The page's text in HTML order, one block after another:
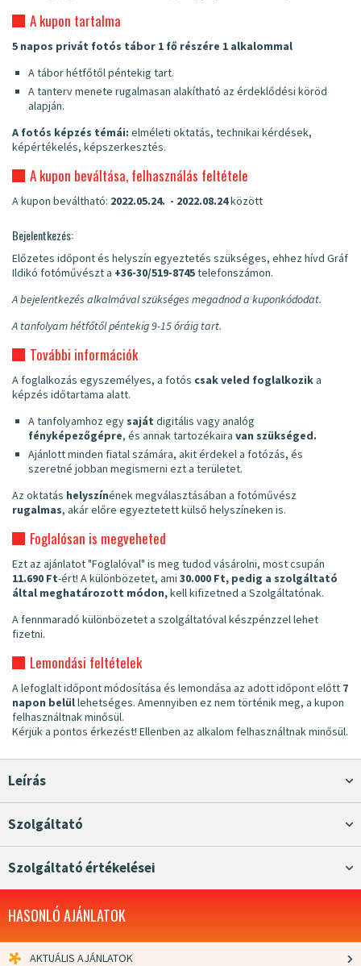
A kupon tartalma
5 napos privát fotós tábor 1 fő részére 1 alkalommal
A tábor hétfőtől péntekig tart.
A tanterv menete rugalmasan alakítható az érdeklődési köröd
alapján.
A fotós képzés témái: elméleti oktatás, technikai kérdések,
képértékelés, képszerkesztés.
A kupon beváltása, felhasználás feltétele
A kupon beváltható: 2022.05.24. - 2022.08.24között
Bejelentkezés:
Előzetes időpont és helyszín egyeztetés szükséges, ehhez hívd Gráf
Ildikó fotóművészt a +36-30/519-8745telefonszámon.
A bejelentkezés alkalmával szükséges megadnod a kuponkódodat.
A tanfolyam hétfőtől péntekig 9-15 óráig tart.
További információk
A foglalkozás egyszemélyes, a fotós csak veled foglalkozika
képzés időtartama alatt.
A tanfolyamhoz egy saját digitális vagy analóg
fényképezőgépre, és annak tartozékaira van szükséged.
Ajánlott minden fiatal számára, akit érdekel a fotózás, és
szeretné jobban megismerni ezt a területet.
Az oktatás helyszínének megválasztásában a fotóművész
rugalmas, akár előre egyeztetett külső helyszíneken is.
Foglalósan is megveheted
Ezt az ajánlatot "Foglalóval" is meg tudod vásárolni, most csupán
11.690 Ft-ért! A különbözetet, ami 30.000 Ft, pedig a szolgáltató
által meghatározott módon,kell kifizetned a Szolgáltatónak.
A fennmaradó különbözetet a szolgáltatóval készpénzzel lehet
fizetni.
Lemondási feltételek
A lefoglalt időpont módosítása és lemondása az adott időpont előtt 7
napon belüllehetséges. Amennyiben ez nem történik meg, a kupon
felhasználtnak minősül.
Kérjük a pontos érkezést! Ellenben az alkalom felhasználtnak minősül.
Leírás
Szolgáltató
Szolgáltató értékelései
HASONLÓ AJÁNLATOK
AKTUÁLIS AJÁNLATOK